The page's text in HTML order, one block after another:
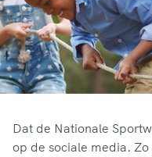
Dat de Nationale
op de sociale media.